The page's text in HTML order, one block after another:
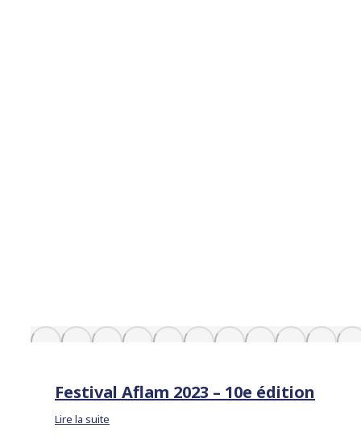
Festival Aflam 2023 – 10e édition
Lire la suite